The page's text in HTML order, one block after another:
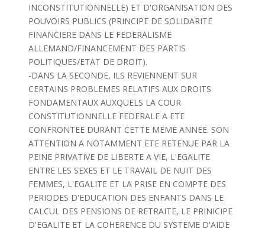
INCONSTITUTIONNELLE) ET D'ORGANISATION DES
POUVOIRS PUBLICS (PRINCIPE DE SOLIDARITE
FINANCIERE DANS LE FEDERALISME
ALLEMAND/FINANCEMENT DES PARTIS
POLITIQUES/ETAT DE DROIT).
-DANS LA SECONDE, ILS REVIENNENT SUR
CERTAINS PROBLEMES RELATIFS AUX DROITS
FONDAMENTAUX AUXQUELS LA COUR
CONSTITUTIONNELLE FEDERALE A ETE
CONFRONTEE DURANT CETTE MEME ANNEE. SON
ATTENTION A NOTAMMENT ETE RETENUE PAR LA
PEINE PRIVATIVE DE LIBERTE A VIE, L'EGALITE
ENTRE LES SEXES ET LE TRAVAIL DE NUIT DES
FEMMES, L'EGALITE ET LA PRISE EN COMPTE DES
PERIODES D'EDUCATION DES ENFANTS DANS LE
CALCUL DES PENSIONS DE RETRAITE, LE PRINICIPE
D'EGALITE ET LA COHERENCE DU SYSTEME D'AIDE